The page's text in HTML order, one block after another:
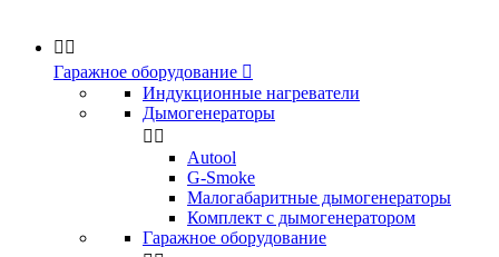
 
Гаражное оборудование 
Индукционные нагреватели
Дымогенераторы
 
Аutool
G-Smoke
Малогабаритные дымогенераторы
Комплект с дымогенератором
Гаражное оборудование